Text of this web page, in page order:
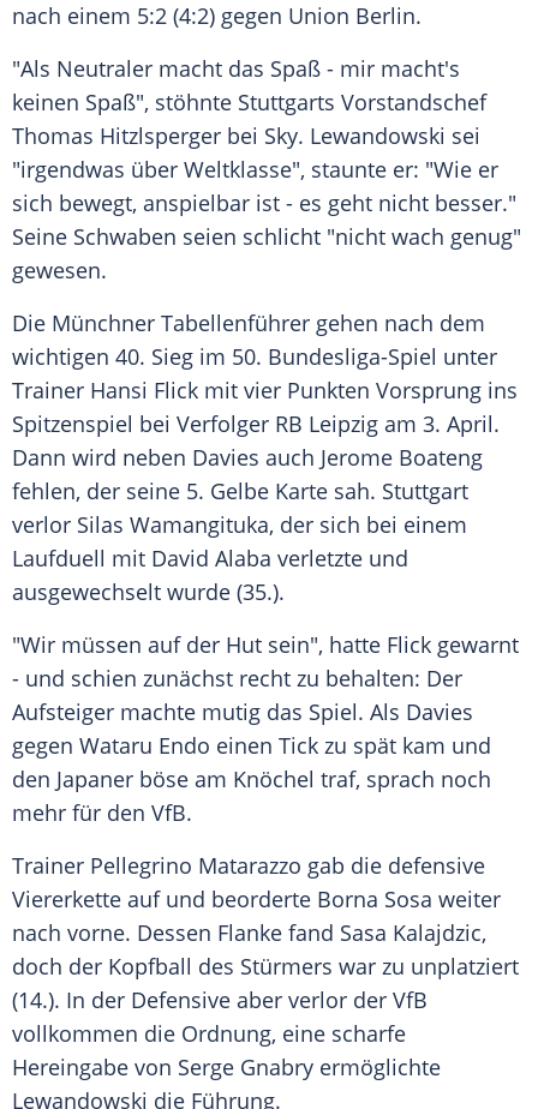
nach einem 5:2 (4:2) gegen Union Berlin.
"Als Neutraler macht das Spaß - mir macht's
keinen Spaß", stöhnte Stuttgarts Vorstandschef
Thomas Hitzlsperger bei Sky. Lewandowski sei
"irgendwas über Weltklasse", staunte er: "Wie er
sich bewegt, anspielbar ist - es geht nicht besser."
Seine Schwaben seien schlicht "nicht wach genug"
gewesen.
Die Münchner Tabellenführer gehen nach dem
wichtigen 40. Sieg im 50. Bundesliga-Spiel unter
Trainer Hansi Flick mit vier Punkten Vorsprung ins
Spitzenspiel bei Verfolger RB Leipzig am 3. April.
Dann wird neben Davies auch Jerome Boateng
fehlen, der seine 5. Gelbe Karte sah. Stuttgart
verlor Silas Wamangituka, der sich bei einem
Laufduell mit David Alaba verletzte und
ausgewechselt wurde (35.).
"Wir müssen auf der Hut sein", hatte Flick gewarnt
- und schien zunächst recht zu behalten: Der
Aufsteiger machte mutig das Spiel. Als Davies
gegen Wataru Endo einen Tick zu spät kam und
den Japaner böse am Knöchel traf, sprach noch
mehr für den VfB.
Trainer Pellegrino Matarazzo gab die defensive
Viererkette auf und beorderte Borna Sosa weiter
nach vorne. Dessen Flanke fand Sasa Kalajdzic,
doch der Kopfball des Stürmers war zu unplatziert
(14.). In der Defensive aber verlor der VfB
vollkommen die Ordnung, eine scharfe
Hereingabe von Serge Gnabry ermöglichte
Lewandowski die Führung.